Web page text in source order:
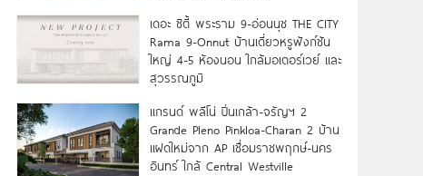
เดอะ ซิตี้ พระราม 9-อ่อนนุช THE CITY
Rama 9-Onnut บ้านเดี่ยวหรูฟังก์ชัน
ใหญ่ 4-5 ห้องนอน ใกล้มอเตอร์เวย์ และ
สุวรรณภูมิ
แกรนด์ พลีโน่ ปิ่นเกล้า-จรัญฯ 2
Grande Pleno Pinkloa-Charan 2 บ้าน
แฝดใหม่จาก AP เชื่อมราชพฤกษ์-นคร
อินทร์ ใกล้ Central Westville